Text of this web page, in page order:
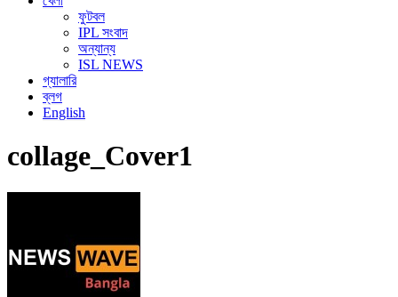
ফুটবল
IPL সংবাদ
অন্যান্য
ISL NEWS
গ্যালারি
ব্লগ
English
collage_Cover1